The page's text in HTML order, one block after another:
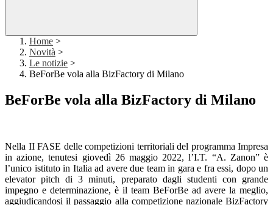
Home >
Novità >
Le notizie >
BeForBe vola alla BizFactory di Milano
BeForBe vola alla BizFactory di Milano
Nella II FASE delle competizioni territoriali del programma Impresa
in azione, tenutesi giovedì 26 maggio 2022, l’I.T. “A. Zanon” è
l’unico istituto in Italia ad avere due team in gara e fra essi, dopo un
elevator pitch di 3 minuti, preparato dagli studenti con grande
impegno e determinazione, è il team BeForBe ad avere la meglio,
aggiudicandosi il passaggio alla competizione nazionale BizFactory